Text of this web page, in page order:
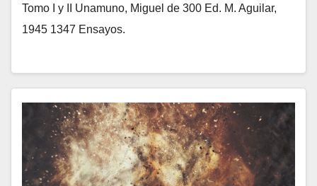
Tomo I y II Unamuno, Miguel de 300 Ed. M. Aguilar,
1945 1347 Ensayos.